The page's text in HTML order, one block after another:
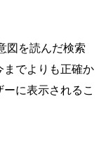
図を読んだ検索
でよりも正確か
に表示されるこ